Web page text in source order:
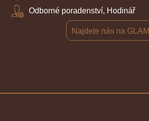
Odborné poradenství, Hodinář
Najdete nás na GLAMI